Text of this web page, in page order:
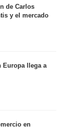
de Carlos
y el mercado
Europa llega a
en